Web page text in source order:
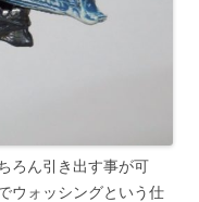
ろん引き出す事が可
ウォッシングという仕